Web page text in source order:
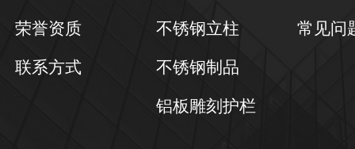
荣誉资质
联系方式
不锈钢立柱
不锈钢制品
铝板雕刻护栏
常见问